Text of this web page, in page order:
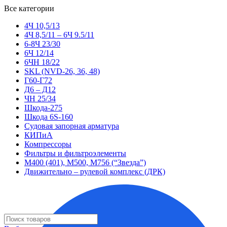
Все категории
4Ч 10,5/13
4Ч 8,5/11 – 6Ч 9.5/11
6-8Ч 23/30
6Ч 12/14
6ЧН 18/22
SKL (NVD-26, 36, 48)
Г60-Г72
Д6 – Д12
ЧН 25/34
Шкода-275
Шкода 6S-160
Судовая запорная арматура
КИПиА
Компрессоры
Фильтры и фильтроэлементы
М400 (401), М500, М756 (“Звезда”)
Движительно – рулевой комплекс (ДРК)